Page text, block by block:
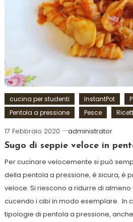
cucina per studenti InstantPot
Pentola a pressione
Pesce
17 Febbraio 2020
administrator
Sugo di seppie veloce in
Per cucinare velocemente si può
della pentola a pressione, è sicura, è
veloce. Si riescono a ridurre di
cucendo i cibi in modo esemplare. In
tipologie di pentola a pressione,